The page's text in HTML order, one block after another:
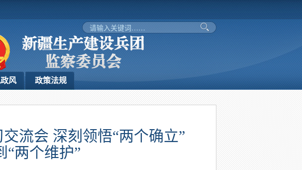
风 政策法规
流会 深刻领悟“两个确立”
“两个维护”